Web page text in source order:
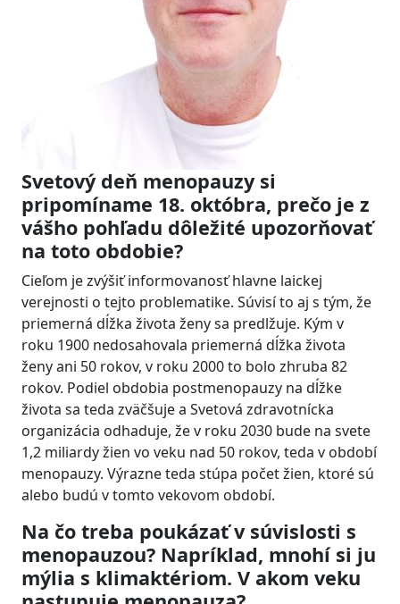
Svetový deň menopauzy si
pripomíname 18. októbra, prečo je z
vášho pohľadu dôležité upozorňovať
na toto obdobie?
Cieľom je zvýšiť informovanosť hlavne laickej
verejnosti o tejto problematike. Súvisí to aj s tým, že
priemerná dĺžka života ženy sa predlžuje. Kým v
roku 1900 nedosahovala priemerná dĺžka života
ženy ani 50 rokov, v roku 2000 to bolo zhruba 82
rokov. Podiel obdobia postmenopauzy na dĺžke
života sa teda zväčšuje a Svetová zdravotnícka
organizácia odhaduje, že v roku 2030 bude na svete
1,2 miliardy žien vo veku nad 50 rokov, teda v období
menopauzy. Výrazne teda stúpa počet žien, ktoré sú
alebo budú v tomto vekovom období.
Na čo treba poukázať v súvislosti s
menopauzou? Napríklad, mnohí si ju
mýlia s klimaktériom. V akom veku